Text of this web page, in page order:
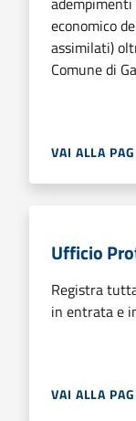
economico
assimilati)
Comune di
VAI ALLA
Ufficio
Registra
in entrata e
VAI ALLA